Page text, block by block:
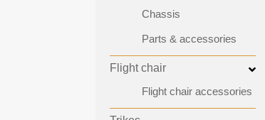
Chassis
Parts & accessories
Flight chair
Flight chair accessories